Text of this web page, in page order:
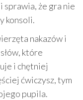
że gra nie
konsoli.
nakazów i
które
i chętniej
ćwiczysz, tym
pupila.